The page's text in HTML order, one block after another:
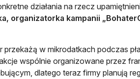
działania na rzecz
organizatorka kampanii
w mikrodatkach podczas
wspólnie organizowane przez
dlatego teraz firmy planują